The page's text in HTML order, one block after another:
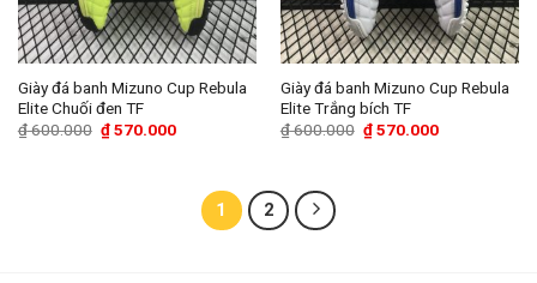
Giày đá banh Mizuno Cup Rebula
Elite Chuối đen TF
₫600.000 Giá
gốc
₫570.000Giá
₫ 570.000.
Giày đá banh Mizuno Cup Rebula
Elite Trắng bích TF
₫600.000 Giá
gốc
₫570.000Giá
1 2